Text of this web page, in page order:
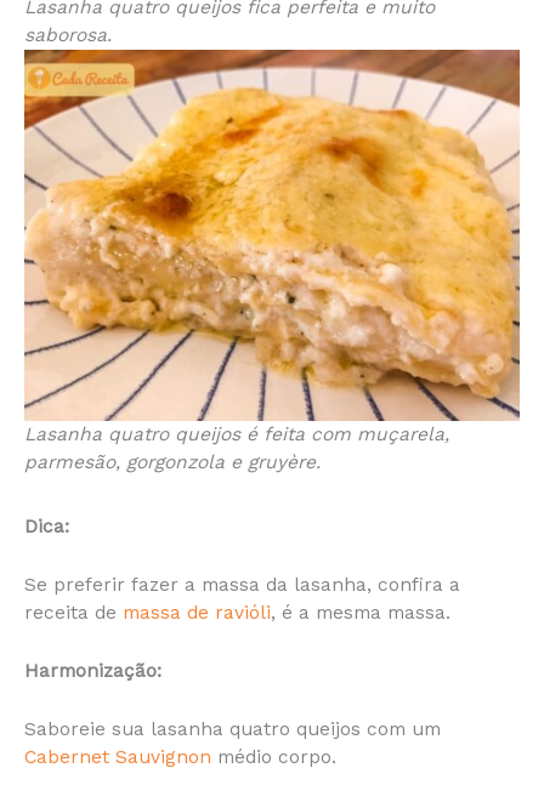
Lasanha quatro queijos fica perfeita e muito
saborosa.
Lasanha quatro queijos é feita com muçarela,
parmesão, gorgonzola e gruyère.
Dica:
Se preferir fazer a massa da lasanha, confira a
receita de massa de ravióli, é a mesma massa.
Harmonização:
Saboreie sua lasanha quatro queijos com um
Cabernet Sauvignon médio corpo.